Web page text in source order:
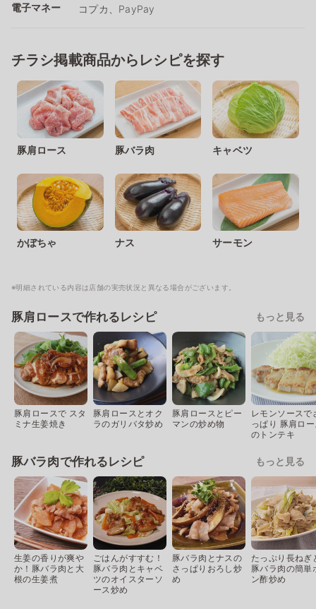
電子マネー コプカ、PayPay
チラシ掲載商品からレシピを探す
豚肩ロース 豚バラ肉 キャベツ
かぼちゃ ナス サーモン
※明細されている内容は店舗の実売状況と異なる場合がございます。
豚肩ロースで作れるレシピ もっと見る
豚肩ロースで スタ
ミナ生姜焼き
豚肩ロースとオク
ラのガリバタ炒め
豚肩ロースとピー
マンの炒め物
レモンソースで
っぱり 豚肩ロ
のトンテキ
豚バラ肉で作れるレシピ もっと見る
生姜の香りが爽や
か！豚バラ肉と大
根の生姜煮
ごはんがすすむ！
豚バラ肉とキャベ
ツのオイスターソ
ース炒め
豚バラ肉とナスの
さっぱりおろし炒
め
たっぷり長ねぎ
豚バラ肉の簡単
ン酢炒め